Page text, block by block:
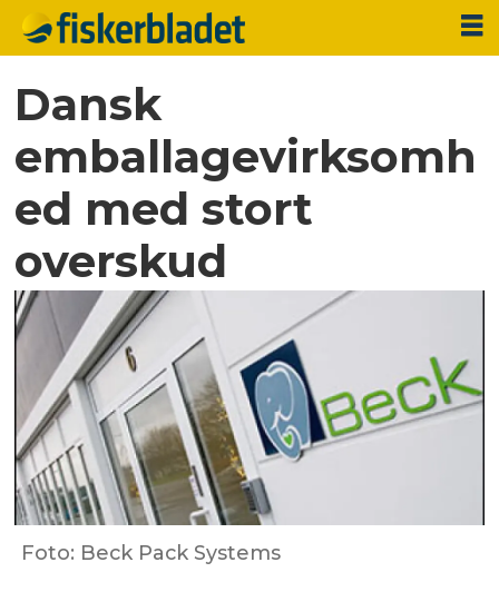
Dansk
emballagevirksomh
ed med stort
overskud
Foto: Beck Pack Systems